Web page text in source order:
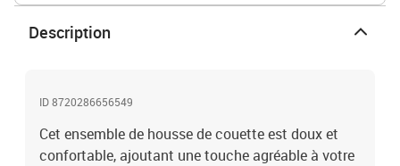
par OEKO-TEX La livraison contient :1 x housse de couette1 x taie
d’oreiller
Description
ID 8720286656549
Cet ensemble de housse de couette est doux et
confortable, ajoutant une touche agréable à votre